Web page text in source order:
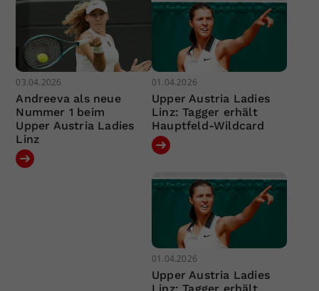
03.04.2026
Andreeva als neue
Nummer 1 beim
Upper Austria Ladies
Linz
01.04.2026
Upper Austria Ladies
Linz: Tagger erhält
Hauptfeld-Wildcard
01.04.2026
Upper Austria Ladies